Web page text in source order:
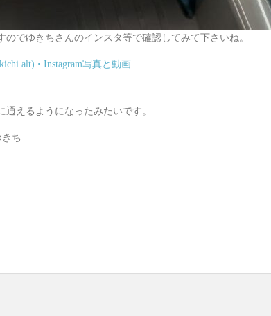
でゆきちさんのインスタ等で確認してみて下さいね。
• Instagram写真と動画
えるようになったみたいです。
ち